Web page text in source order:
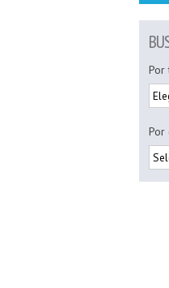
Por
Por